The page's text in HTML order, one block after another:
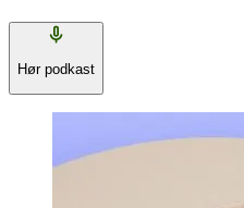
Hør podkast